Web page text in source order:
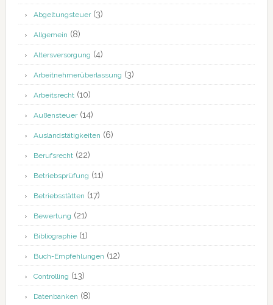
Abgeltungsteuer(3)
Allgemein (8)
Altersversorgung (4)
Arbeitnehmerüberlassung (3)
Arbeitsrecht(10)
Außensteuer(14)
Auslandstätigkeiten (6)
Berufsrecht(22)
Betriebsprüfung (11)
Betriebsstätten (17)
Bewertung (21)
Bibliographie(1)
Buch-Empfehlungen (12)
Controlling (13)
Datenbanken (8)